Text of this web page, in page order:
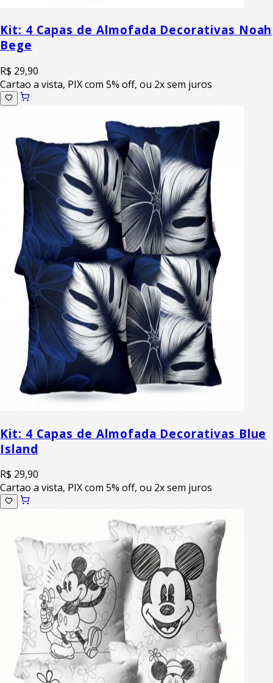
Kit: 4 Capas de Almofada Decorativas Noah
Bege
R$ 29,90
Cartao a vista, PIX com 5% off, ou 2x sem juros
Kit: 4 Capas de Almofada Decorativas Blue
Island
R$ 29,90
Cartao a vista, PIX com 5% off, ou 2x sem juros